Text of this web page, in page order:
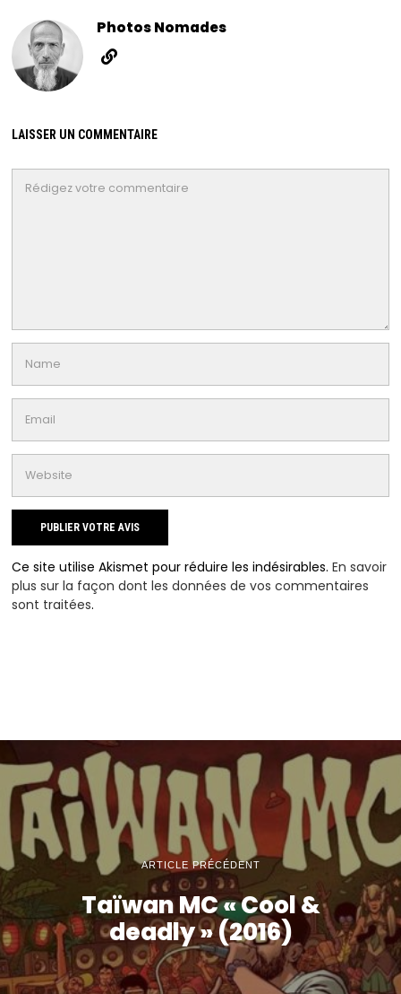
Photos Nomades
LAISSER UN COMMENTAIRE
Ce site utilise Akismet pour réduire les indésirables.En savoir
plus sur la façon dont les données de vos commentaires
sont traitées.
ARTICLE PRÉCÉDENT
Taïwan MC « Cool &
deadly » (2016)